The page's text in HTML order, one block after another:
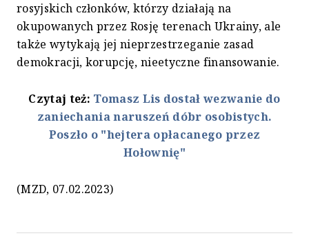
rosyjskich członków, którzy działają na
okupowanych przez Rosję terenach Ukrainy, ale
także wytykają jej nieprzestrzeganie zasad
demokracji, korupcję, nieetyczne finansowanie.
Czytaj też: Tomasz Lis dostał wezwanie do
zaniechania naruszeń dóbr osobistych.
Poszło o "hejtera opłacanego przez
Hołownię"
(MZD, 07.02.2023)